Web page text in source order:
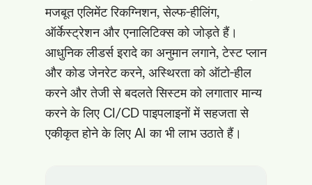
मजबूत एलिमेंट रिकग्निशन, सेल्फ-हीलिंग,
ऑर्केस्ट्रेशन और एनालिटिक्स को जोड़ते हैं।
आधुनिक लीडर्स इरादे का अनुमान लगाने, टेस्ट प्लान
और कोड जेनरेट करने, अस्थिरता को ऑटो-हील
करने और तेजी से बदलते सिस्टम को लगातार मान्य
करने के लिए CI/CD पाइपलाइनों में सहजता से
एकीकृत होने के लिए AI का भी लाभ उठाते हैं।